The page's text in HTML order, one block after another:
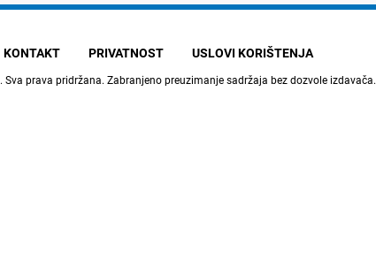
KONTAKT PRIVATNOST USLOVI KORIŠTENJA
. Sva prava pridržana. Zabranjeno preuzimanje sadržaja bez dozvole izdavača.